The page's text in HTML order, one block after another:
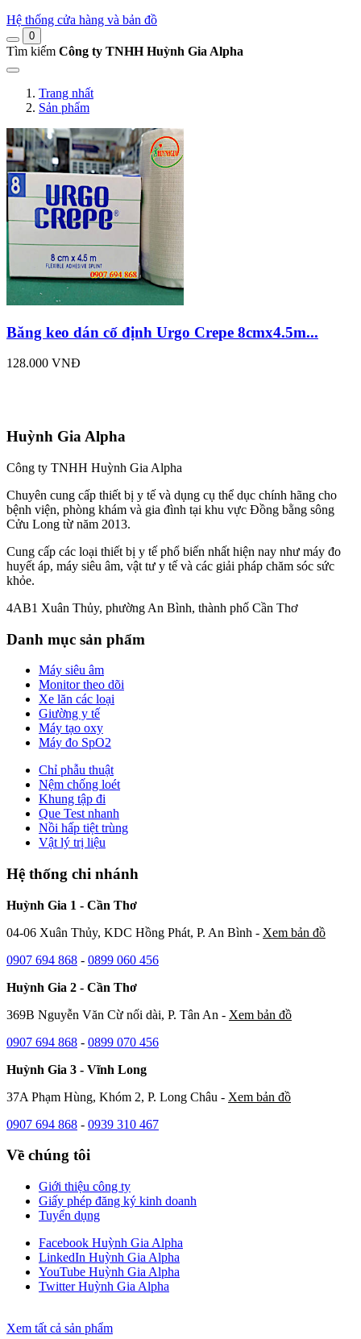
Hệ thống cửa hàng và bản đồ
0
Tìm kiếm Công ty TNHH Huỳnh Gia Alpha
Trang nhất
Sản phẩm
Băng keo dán cố định Urgo Crepe 8cmx4.5m...
128.000 VNĐ
Huỳnh Gia Alpha
Công ty TNHH Huỳnh Gia Alpha
Chuyên cung cấp thiết bị y tế và dụng cụ thể dục chính hãng cho
bệnh viện, phòng khám và gia đình tại khu vực Đồng bằng sông
Cửu Long từ năm 2013.
Cung cấp các loại thiết bị y tế phổ biến nhất hiện nay như máy đo
huyết áp, máy siêu âm, vật tư y tế và các giải pháp chăm sóc sức
khỏe.
4AB1 Xuân Thủy, phường An Bình, thành phố Cần Thơ
Danh mục sản phẩm
Máy siêu âm
Monitor theo dõi
Xe lăn các loại
Giường y tế
Máy tạo oxy
Máy đo SpO2
Chỉ phẫu thuật
Nệm chống loét
Khung tập đi
Que Test nhanh
Nồi hấp tiệt trùng
Vật lý trị liệu
Hệ thống chi nhánh
Huỳnh Gia 1 - Cần Thơ
04-06 Xuân Thủy, KDC Hồng Phát, P. An Bình - Xem bản đồ
0907 694 868 - 0899 060 456
Huỳnh Gia 2 - Cần Thơ
369B Nguyễn Văn Cừ nối dài, P. Tân An - Xem bản đồ
0907 694 868 - 0899 070 456
Huỳnh Gia 3 - Vĩnh Long
37A Phạm Hùng, Khóm 2, P. Long Châu - Xem bản đồ
0907 694 868 - 0939 310 467
Về chúng tôi
Giới thiệu công ty
Giấy phép đăng ký kinh doanh
Tuyển dụng
Facebook Huỳnh Gia Alpha
LinkedIn Huỳnh Gia Alpha
YouTube Huỳnh Gia Alpha
Twitter Huỳnh Gia Alpha
Xem tất cả sản phẩm